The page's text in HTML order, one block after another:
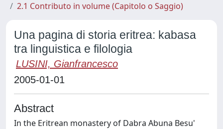
2.1 Contributo in volume (Capitolo o Saggio)
Una pagina di storia eritrea: kabasa
tra linguistica e filologia
LUSINI, Gianfrancesco
2005-01-01
Abstract
In the Eritrean monastery of Dabra Abuna Besu'